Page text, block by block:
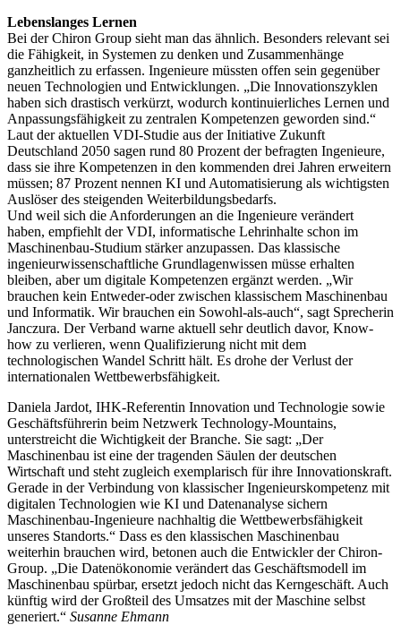
Lebenslanges Lernen
Bei der Chiron Group sieht man das ähnlich. Besonders relevant sei
die Fähigkeit, in Systemen zu denken und Zusammenhänge
ganzheitlich zu erfassen. Ingenieure müssten offen sein gegenüber
neuen Technologien und Entwicklungen. „Die Innovationszyklen
haben sich drastisch verkürzt, wodurch kontinuierliches Lernen und
Anpassungsfähigkeit zu zentralen Kompetenzen geworden sind.“
Laut der aktuellen VDI-Studie aus der Initiative Zukunft
Deutschland 2050 sagen rund 80 Prozent der befragten Ingenieure,
dass sie ihre Kompetenzen in den kommenden drei Jahren erweitern
müssen; 87 Prozent nennen KI und Automatisierung als wichtigsten
Auslöser des steigenden Weiterbildungsbedarfs.
Und weil sich die Anforderungen an die Ingenieure verändert
haben, empfiehlt der VDI, informatische Lehrinhalte schon im
Maschinenbau-Studium stärker anzupassen. Das klassische
ingenieurwissenschaftliche Grundlagenwissen müsse erhalten
bleiben, aber um digitale Kompetenzen ergänzt werden. „Wir
brauchen kein Entweder-oder zwischen klassischem Maschinenbau
und Informatik. Wir brauchen ein Sowohl-als-auch“, sagt Sprecherin
Janczura. Der Verband warne aktuell sehr deutlich davor, Know-
how zu verlieren, wenn Qualifizierung nicht mit dem
technologischen Wandel Schritt hält. Es drohe der Verlust der
internationalen Wettbewerbsfähigkeit.
Daniela Jardot, IHK-Referentin Innovation und Technologie sowie
Geschäftsführerin beim Netzwerk Technology-Mountains,
unterstreicht die Wichtigkeit der Branche. Sie sagt: „Der
Maschinenbau ist eine der tragenden Säulen der deutschen
Wirtschaft und steht zugleich exemplarisch für ihre Innovationskraft.
Gerade in der Verbindung von klassischer Ingenieurskompetenz mit
digitalen Technologien wie KI und Datenanalyse sichern
Maschinenbau-Ingenieure nachhaltig die Wettbewerbsfähigkeit
unseres Standorts.“ Dass es den klassischen Maschinenbau
weiterhin brauchen wird, betonen auch die Entwickler der Chiron-
Group. „Die Datenökonomie verändert das Geschäftsmodell im
Maschinenbau spürbar, ersetzt jedoch nicht das Kerngeschäft. Auch
künftig wird der Großteil des Umsatzes mit der Maschine selbst
generiert.“ Susanne Ehmann